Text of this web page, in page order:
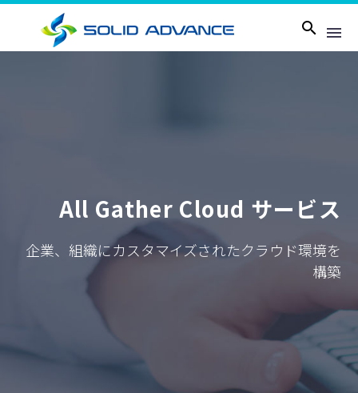
All Gather Cloud サービス
企業、組織にカスタマイズされたクラウド環境を
構築